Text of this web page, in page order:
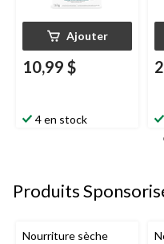
Ajouter
10,99 $
4 en stock
Produits
Nourriture sèche